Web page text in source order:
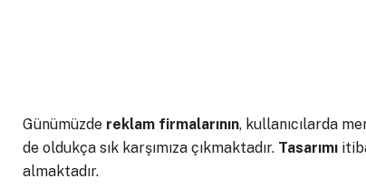
Günümüzde reklam firmalarının, kullanıcılarda
de oldukça sık karşımıza çıkmaktadır. Tasarımı
almaktadır.